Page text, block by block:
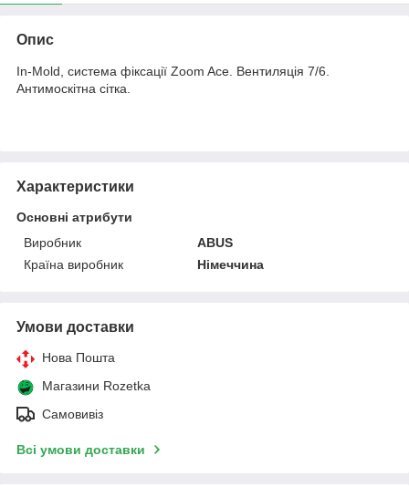
Опис
In-Mold, система фіксації Zoom Ace. Вентиляція 7/6.
Антимоскітна сітка.
Характеристики
Основні атрибути
Виробник
ABUS
Країна виробник
Німеччина
Умови доставки
Нова Пошта
Магазини Rozetka
Самовивіз
Всі умови доставки